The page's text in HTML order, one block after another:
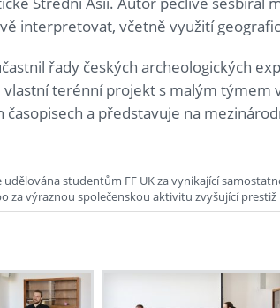
interpretovat, včetně využití
řady českých archeologických
terénní projekt s malým týmem
a představuje na
udělována studentům FF UK za vynikající
za výraznou společenskou aktivitu zvyšující prestiž